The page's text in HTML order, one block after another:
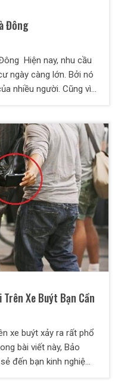
Đông
Hiện nay, nhu cầu
ngày càng lớn. Bởi nó
nhiều người. Cũng vì
cho tội phạm và kẻ
không có sự quản lý và
Hà Đông cho khu đô
ninh cho ban quản lý
Xe Buýt Bạn Cần
xe buýt xảy ra rất phổ
bài viết này, Bảo
đến bạn kinh nghiệm